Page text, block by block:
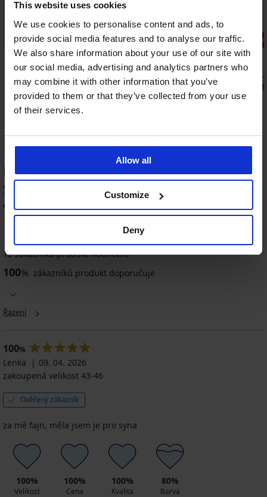
This website uses cookies
We use cookies to personalise content and ads, to
provide social media features and to analyse our traffic.
We also share information about your use of our site with
our social media, advertising and analytics partners who
may combine it with other information that you’ve
provided to them or that they’ve collected from your use
of their services.
Allow all
Customize
Deny
5
Sleva -40%
5
Funkční ponožky Granit vysoké
221 Kč
2+1
3PACK
Colin
229 Kč
Sportovní
bavlněné
Hawk
vysoké
akce
2+1
ZDARMA
HODNOCENÍ PRODUKTU 2PACK
Sportovní vlněné ponožky Powrix
vysoké
100
12 zákazníků produkt hodnotilo
100% zákazníků produkt doporučuje
Řazení
100%
Lenka
09. 04. 2026
zakoupená velikost 43-46
Ověřený zákazník
za mě fajn, měla jsem je pro syna
100%
Velikost
100%
Cena
100%
Kvalita
80%
Barva